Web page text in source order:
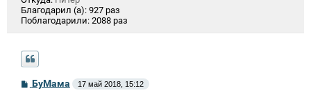
Благодарил (а): 927 раз
Поблагодарили: 2088 раз
СБуМама 17 май 2018, 15:12